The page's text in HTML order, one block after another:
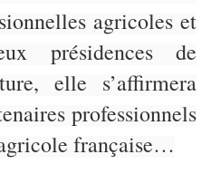
agricoles et
présidences de
elle s’affirmera
professionnels
française…